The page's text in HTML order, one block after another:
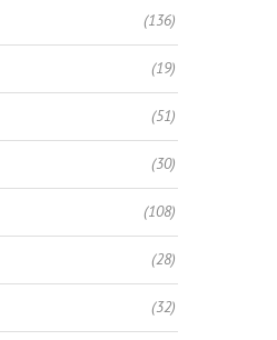
(136)
(19)
(51)
(30)
(108)
(28)
(32)